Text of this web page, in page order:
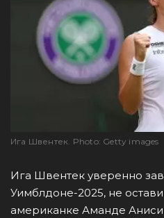
Ига Швентек. Photo: Getty images
Ига Швентек уверенно
Уимблдоне-2025, не
американке Аманде